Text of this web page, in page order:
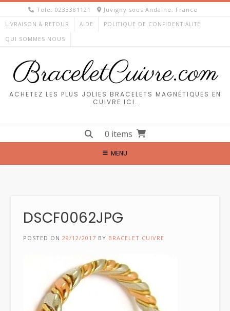
Skip
content
Tele: 0233381121 Juvigny sous Andaine, France
LIVRAISON & RETOUR AIDE POLITIQUE DE CONFIDENTIALITÉ
QUI SOMMES NOUS
BraceletCuivre.com
ACHETEZ LES PLUS JOLIES BRACELETS MAGNÉTIQUES EN
CUIVRE ICI.
0 items
MENU
DSCF0062JPG
POSTED ON 29/12/2017 BY BRACELET CUIVRE